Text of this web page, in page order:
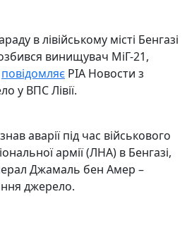
в лівійському місті Бенгазі
винищувач МіГ-21,
повідомляє РІА Новости з
у ВПС Лівії.
аварії під час військового
армії (ЛНА) в Бенгазі,
Джамаль бен Амер –
джерело.